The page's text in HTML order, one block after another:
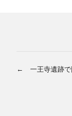
← 一王寺遺跡で